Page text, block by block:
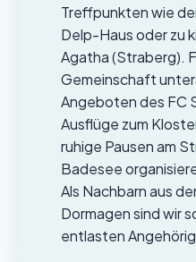
Treffpunkten wie
Delp-Haus oder zu
Agatha (Straberg).
Gemeinschaft
Angeboten des FC
Ausflüge zum
ruhige Pausen am
Badesee
Als Nachbarn aus
Dormagen sind wir
entlasten